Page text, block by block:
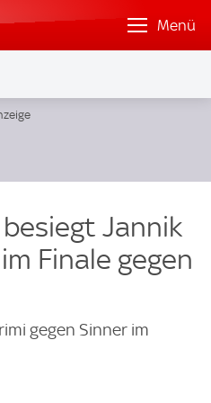
Menü
Jannik
Finale gegen
gegen Sinner im